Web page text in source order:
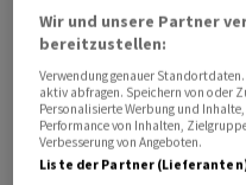
Wir und unsere Partner
bereitzustellen:
Verwendung genauer
aktiv abfragen. Speichern von oder
Personalisierte Werbung und
Performance von Inhalten,
Verbesserung von Angeboten.
Liste der Partner